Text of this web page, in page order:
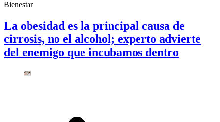
Bienestar
La obesidad es la principal causa de
cirrosis, no el alcohol; experto advierte
del enemigo que incubamos dentro